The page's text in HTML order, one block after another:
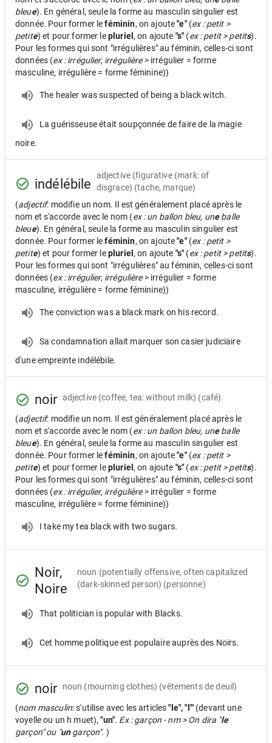
bleue). En général, seule la forme au masculin singulier est
donnée. Pour former leféminin, on ajoute"e"(ex : petit >
petite) et pour former lepluriel , on ajoute "s" (ex : petit > petits).
Pour les formes qui sont "irrégulières" au féminin, celles-ci sont
données (ex : irrégulier, irrégulière> irrégulier = forme
masculine, irrégulière = forme féminine))
The healer was suspected of being a black witch.
La guérisseuse était soupçonnée de faire de la magie
noire.
indélébile
adjective (figurative (mark: of
disgrace) (tache, marque)
(adjectif: modifie un nom. Il est généralement placé après le
nom et s'accorde avec le nom (ex : un ballon bleu, uneballe
bleue). En général, seule la forme au masculin singulier est
donnée. Pour former leféminin, on ajoute"e"(ex : petit >
petite) et pour former lepluriel , on ajoute "s" (ex : petit > petits).
Pour les formes qui sont "irrégulières" au féminin, celles-ci sont
données (ex : irrégulier, irrégulière> irrégulier = forme
masculine, irrégulière = forme féminine))
The conviction was a black mark on his record.
Sa condamnation allait marquer son casier judiciaire
d'une empreinte indélébile.
noir adjective (coffee, tea: without milk) (café)
(adjectif: modifie un nom. Il est généralement placé après le
nom et s'accorde avec le nom (ex : un ballon bleu, uneballe
bleue). En général, seule la forme au masculin singulier est
donnée. Pour former leféminin, on ajoute"e"(ex : petit >
petite) et pour former lepluriel , on ajoute "s" (ex : petit > petits).
Pour les formes qui sont "irrégulières" au féminin, celles-ci sont
données (ex : irrégulier, irrégulière> irrégulier = forme
masculine, irrégulière = forme féminine))
I take my tea black with two sugars.
Noir,
Noire
noun (potentially offensive, often capitalized
(dark-skinned person) (personne)
That politician is popular with Blacks.
Cet homme politique est populaire auprès des Noirs.
noir noun (mourning clothes) (vêtements de deuil)
(nom masculin: s'utilise avec les articles"le", "l'" (devant une
voyelle ou un h muet),"un". Ex : garçon - nm > On dira "le
garçon" ou "ungarçon". )